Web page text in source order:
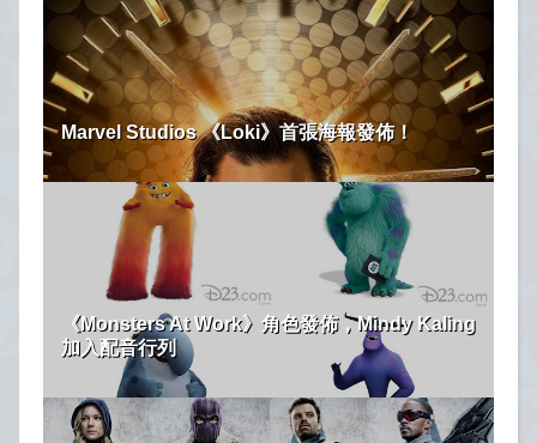
Marvel Studios 《Loki》首張海報發佈！
《Monsters At Work》角色發佈，Mindy Kaling
加入配音行列